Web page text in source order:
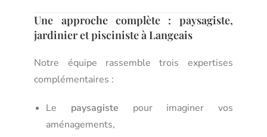
Une approche complète : paysagiste,
jardinier et pisciniste à Langeais
Notre équipe rassemble trois expertises
complémentaires :
Le paysagiste pour imaginer vos
aménagements,